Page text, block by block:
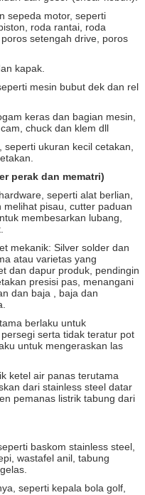
sepeda motor, seperti
roda rantai, roda
setengah drive, poros
kapak.
mesin bubut dek dan rel
keras dan bagian mesin,
chuck dan klem dll
ukuran kecil cetakan,
perak dan mematri)
seperti alat berlian,
pisau, cutter paduan
membesarkan lubang,
mekanik: Silver solder dan
atau varietas yang
dan dapur produk, pendingin
presisi pas, menangani
dan baja , baja dan
berlaku untuk
serta tidak teratur pot
untuk mengeraskan las
ketel air panas terutama
dari stainless steel datar
pemanas listrik tabung dari
baskom stainless steel,
wastafel anil, tabung
seperti kepala bola golf,